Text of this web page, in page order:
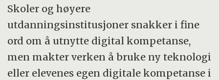
Programmet samarbeider med åtte TTO-er
(Technology Transfer Offices) som dekker
universiteter, høyskoler, helseforetak og
institutter i hver sin region.
Skoler og høyere
utdanningsinstitusjoner snakker i fine
ord om å utnytte digital kompetanse,
men makter verken å bruke ny teknologi
eller elevenes egen digitale kompetanse i